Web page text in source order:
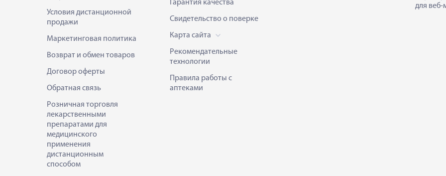
Условия дистанционной
продажи
Маркетинговая политика
Возврат и обмен товаров
Договор оферты
Обратная связь
Розничная торговля
лекарственными
препаратами для
медицинского
применения
дистанционным
способом
Гарантия качества
Свидетельство о поверке
Карта сайта
Рекомендательные
технологии
Правила работы с
аптеками
для веб-